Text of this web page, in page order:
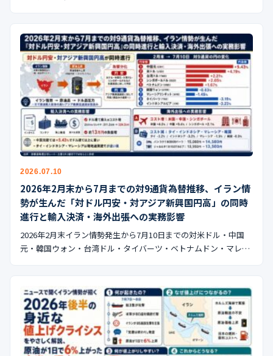
2026.07.10
2026年2月末から7月までの対9通貨為替推移、イラン情
勢が生んだ「対ドル円安・対アジア新興国円高」の同時
進行と輸入決済・海外出張への実務影響
2026年2月末イラン情勢発生から7月10日までの対米ドル・中国
元・韓国ウォン・台湾ドル・タイバーツ・ベトナムドン・マレ…